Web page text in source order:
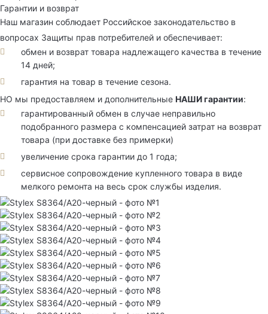
Гарантии и возврат
Наш магазин соблюдает Российское законодательство в
вопросах Защиты прав потребителей и обеспечивает:
обмен и возврат товара надлежащего качества в течение
14 дней;
гарантия на товар в течение сезона.
НО мы предоставляем и дополнительные НАШИ гарантии:
гарантированный обмен в случае неправильно
подобранного размера с компенсацией затрат на возврат
товара (при доставке без примерки)
увеличение срока гарантии до 1 года;
сервисное сопровождение купленного товара в виде
мелкого ремонта на весь срок службы изделия.